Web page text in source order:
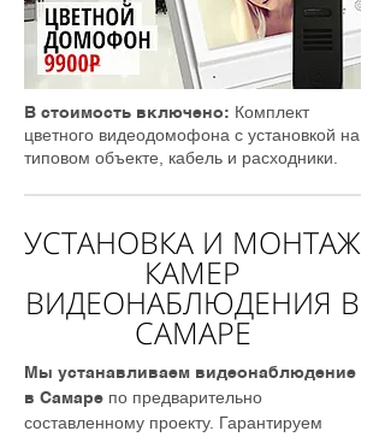
В стоимость включено: Комплект
цветного видеодомофона с установкой на
типовом объекте, кабель и расходники.
УСТАНОВКА И МОНТАЖ
КАМЕР
ВИДЕОНАБЛЮДЕНИЯ В
САМАРЕ
Мы устанавливаем видеонаблюдение
в Самаре по предварительно
составленному проекту. Гарантируем